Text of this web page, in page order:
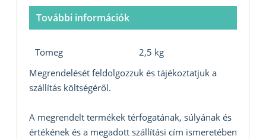
További információk
Tömeg
2,5 kg
Megrendelését feldolgozzuk és tájékoztatjuk a
szállítás költségéről.
A megrendelt termékek térfogatának, súlyának és
értékének és a megadott szállítási cím ismeretében